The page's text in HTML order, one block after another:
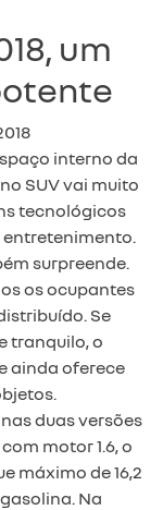
um
interno da
SUV vai muito
tecnológicos
surpreende.
os ocupantes
Se
tranquilo, o
ainda oferece
duas versões
motor 1.6, o
máximo de 16,2
Na